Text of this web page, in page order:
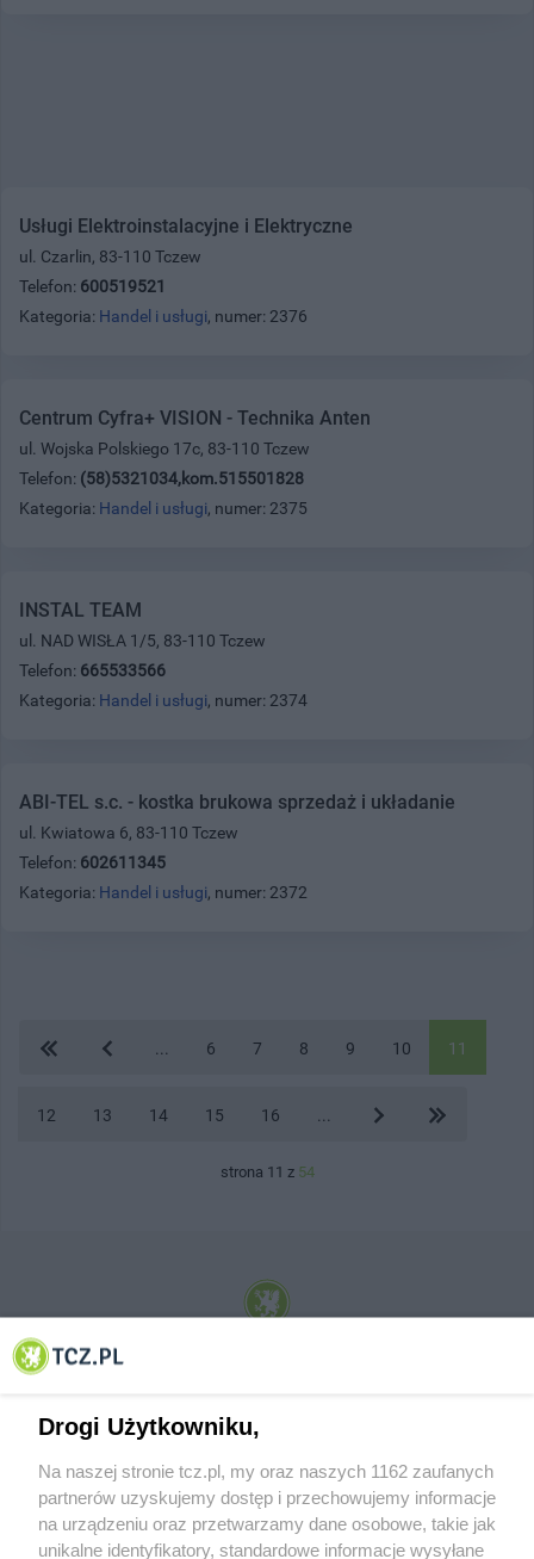
Usługi Elektroinstalacyjne i Elektryczne
ul. Czarlin, 83-110 Tczew
Telefon: 600519521
Kategoria: Handel i usługi, numer: 2376
Centrum Cyfra+ VISION - Technika Anten
ul. Wojska Polskiego 17c, 83-110 Tczew
Telefon: (58)5321034,kom.515501828
Kategoria: Handel i usługi, numer: 2375
INSTAL TEAM
ul. NAD WISŁA 1/5, 83-110 Tczew
Telefon: 665533566
Kategoria: Handel i usługi, numer: 2374
ABI-TEL s.c. - kostka brukowa sprzedaż i układanie
ul. Kwiatowa 6, 83-110 Tczew
Telefon: 602611345
Kategoria: Handel i usługi, numer: 2372
6 7 8 9 10 11
12 13 14 15 16
strona 11 z 54
© 2001-2026 Tczew - TCZ.PL Sp. z o.o. Internetowy Serwis Informacyjny Miasta
Drogi Użytkowniku,
Na naszej stronie tcz.pl, my oraz naszych 1162 zaufanych
partnerów uzyskujemy dostęp i przechowujemy informacje
na urządzeniu oraz przetwarzamy dane osobowe, takie jak
unikalne identyfikatory, standardowe informacje wysyłane